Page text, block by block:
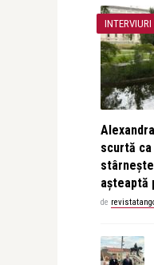
INTERVIURI
scurtă
așteaptă
de